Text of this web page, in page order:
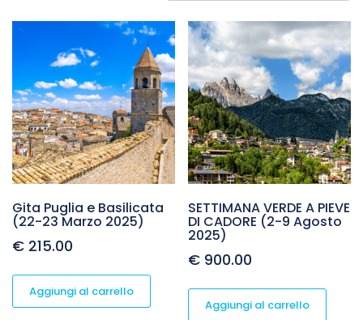
Gita Puglia e Basilicata
(22-23 Marzo 2025)
€ 215.00
Aggiungi al carrello
SETTIMANA VERDE A PIEVE
DI CADORE (2-9 Agosto
2025)
€ 900.00
Aggiungi al carrello